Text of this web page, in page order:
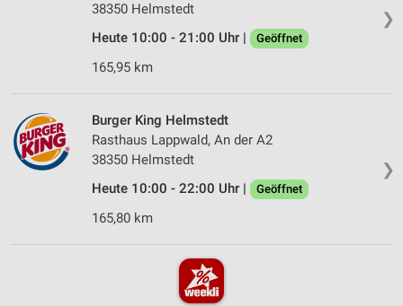
❯
38350 Helmstedt
Heute 10:00 - 21:00 Uhr |
Geöffnet
165,95 km
❯
Burger King Helmstedt
Rasthaus Lappwald, An der A2
38350 Helmstedt
Heute 10:00 - 22:00 Uhr |
Geöffnet
165,80 km